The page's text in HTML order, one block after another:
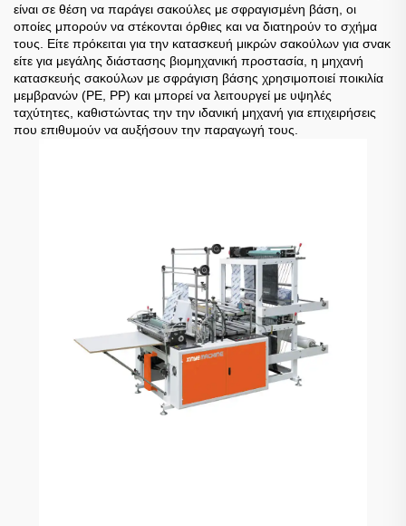
είναι σε θέση να παράγει σακούλες με σφραγισμένη βάση, οι
οποίες μπορούν να στέκονται όρθιες και να διατηρούν το σχήμα
τους. Είτε πρόκειται για την κατασκευή μικρών σακούλων για σνακ
είτε για μεγάλης διάστασης βιομηχανική προστασία, η μηχανή
κατασκευής σακούλων με σφράγιση βάσης χρησιμοποιεί ποικιλία
μεμβρανών (PE, PP) και μπορεί να λειτουργεί με υψηλές
ταχύτητες, καθιστώντας την την ιδανική μηχανή για επιχειρήσεις
που επιθυμούν να αυξήσουν την παραγωγή τους.